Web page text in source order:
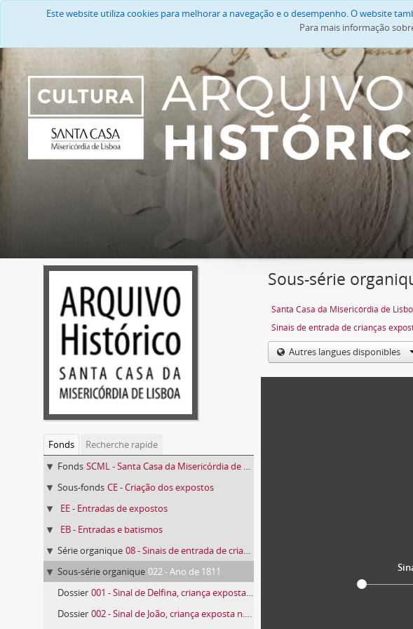
Este website utiliza cookies para melhorar a navegação e o desempenho. O website
Para mais informação
Fonds
Recherche rapide
Fonds SCML - Santa Casa da Misericórdia de Lisboa
Sous-fonds CE - Criação dos expostos
EE - Entradas de expostos
EB - Entradas e batismos
Série organique 08 - Sinais de entrada de crianças expostas
Sous-série organique 022 - Ano de 1811
Dossier 001 - Sinal de Delfina, criança exposta n.º 4 de 1811
Dossier 002 - Sinal de João, criança exposta n.º 7 de 1811
Sous-série
Santa Casa da Misericórdia de
Sinais de entrada de crianças
Autres langues disponibles